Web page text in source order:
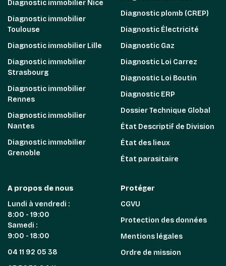
Diagnostic immobilier Nice
Diagnostic immobilier
Toulouse
Diagnostic immobilier Lille
Diagnostic immobilier
Strasbourg
Diagnostic immobilier
Rennes
Diagnostic immobilier
Nantes
Diagnostic immobilier
Grenoble
Diagnostic plomb (CREP)
Diagnostic Électricité
Diagnostic Gaz
Diagnostic Loi Carrez
Diagnostic Loi Boutin
Diagnostic ERP
Dossier Technique Global
État Descriptif de Division
État des lieux
État parasitaire
A propos de nous
Lundi à vendredi :
8:00 - 19:00
Samedi :
9:00 - 18:00
04 11 92 05 38
Protéger
CGVU
Protection des données
Mentions légales
Ordre de mission